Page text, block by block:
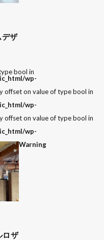
ザ
bool in
wp-
offset on value of type bool in
wp-
offset on value of type bool in
wp-
ロザ
Warning